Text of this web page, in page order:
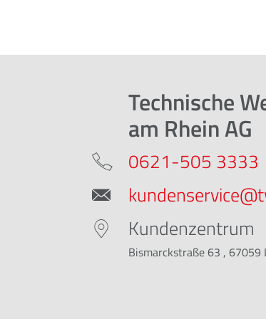
Technische
am Rhein AG
0621-505 3333
Kundenzentrum
Bismarckstraße 63 , 67059